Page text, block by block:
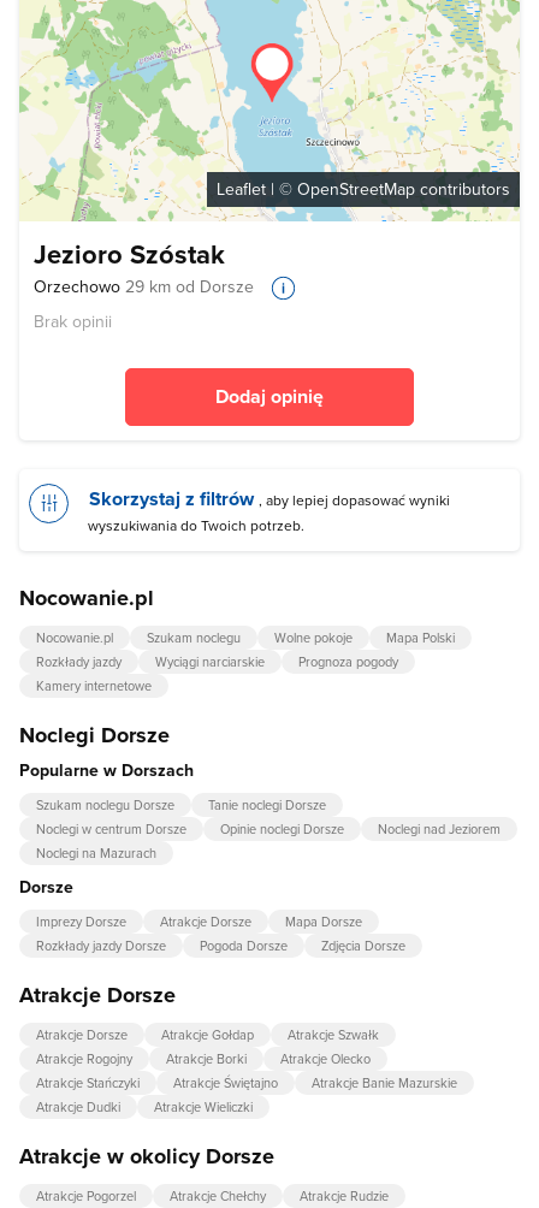
Leaflet | © OpenStreetMap contributors
Jezioro Szóstak
Orzechowo 29 km od Dorsze
Brak opinii
Dodaj opinię
Skorzystaj z filtrów , aby lepiej dopasować wyniki
wyszukiwania do Twoich potrzeb.
Nocowanie.pl
Nocowanie.pl Szukam noclegu Wolne pokoje
Mapa Polski
Rozkłady jazdy
Wyciągi narciarskie
Prognoza pogody
Kamery internetowe
Noclegi Dorsze
Popularne w Dorszach
Szukam noclegu Dorsze
Tanie noclegi Dorsze
Noclegi w centrum Dorsze
Opinie noclegi Dorsze
Noclegi nad Jeziorem
Noclegi na Mazurach
Dorsze
Imprezy Dorsze Atrakcje Dorsze
Mapa Dorsze
Rozkłady jazdy Dorsze
Pogoda Dorsze Zdjęcia Dorsze
Atrakcje Dorsze
Atrakcje Dorsze Atrakcje Gołdap
Atrakcje Szwałk
Atrakcje Rogojny
Atrakcje Borki
Atrakcje Olecko
Atrakcje Stańczyki
Atrakcje Świętajno
Atrakcje Banie Mazurskie
Atrakcje Dudki
Atrakcje Wieliczki
Atrakcje w okolicy Dorsze
Atrakcje Pogorzel Atrakcje Chełchy
Atrakcje Rudzie